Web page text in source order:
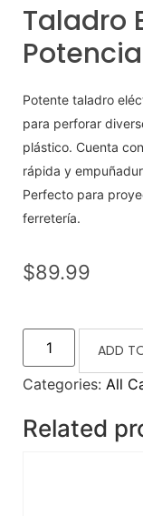
Taladro
Potencia
Potente taladro
para perforar
plástico. Cuenta
rápida y
Perfecto para
ferretería.
$89.99
ADD
Categories: All
Related